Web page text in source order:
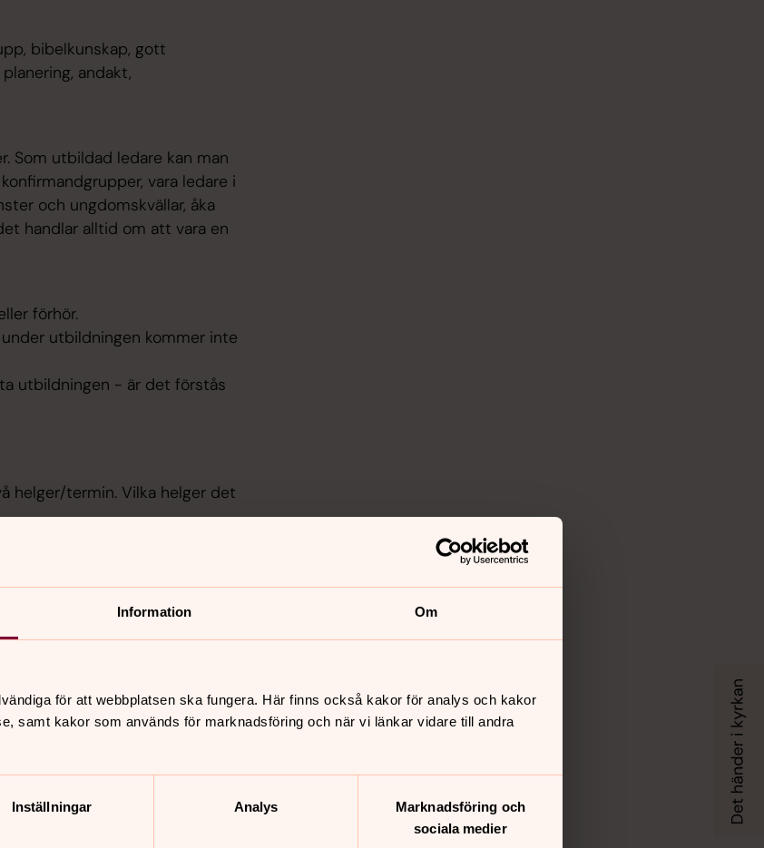
Information Om
för att webbplatsen ska fungera. Här finns också kakor för analys och kakor
samt kakor som används för marknadsföring och när vi länkar vidare till andra
Inställningar Analys
Marknadsföring och
sociala medier
bibelkunskap, gott
andakt,
Som utbildad ledare kan man
vara ledare i
och ungdomskvällar, åka
handlar alltid om att vara en
förhör.
utbildningen kommer inte
utbildningen - är det förstås
helger/termin. Vilka helger det